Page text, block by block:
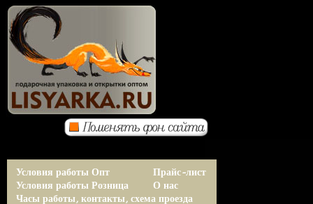
Условия работы Опт
Условия работы Розница
Прайс-лист
О нас
Часы работы, контакты, схема проезда